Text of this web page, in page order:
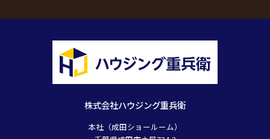
株式会社ハウジング重兵衛
本社（成田ショールーム）